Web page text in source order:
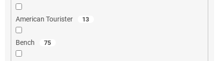
American Tourister 13
Bench 75